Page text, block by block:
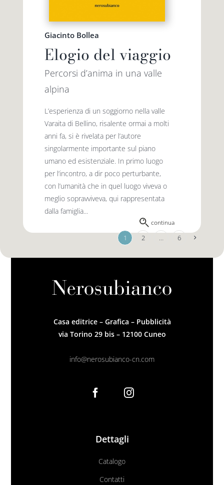
Giacinto Bollea
Elogio del viaggio
Percorsi d’anima in una valle
alpina
L’esperienza di un soggiorno nella valle
Varaita di Bellino, risalente ormai a molti
anni fa, si è rivelata per l’autore
singolarmente importante sul piano
umano ed esistenziale. In primo luogo
per l’incontro, a dir poco perturbante,
con l’umanità che in quel luogo viveva o
meglio sopravviveva, qui rappresentata
dalla famiglia...
continua
1 2 … 6
Casa editrice – Grafica – Pubblicità
via Torino 29 bis – 12100 Cuneo
info@nerosubianco-cn.com
Dettagli
Catalogo
Contatti